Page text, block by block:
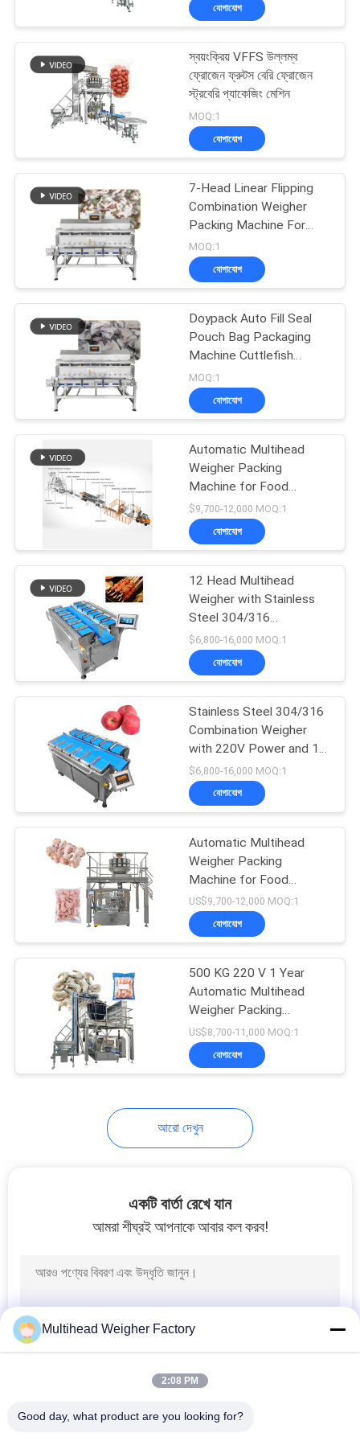
যোগাযোগ
খবর
মামলা
উদ্ধৃতির
জন্য
আবেদন
গোপনীয়তা
লিনিয়ার ওয়েইজার প্যাকিং
মেশিন
33
জলখাবার খাবার প্যাকেজিং
মেশিন
মাল্টি লেন প্যাকিং মেশিন
21
ফল এবং উদ্ভিজ্জ প্যাকেজিং
মেশিন
হিমায়িত খাদ্য প্যাকিং মেশিন
বাদাম প্যাকিং মেশিন
ওজন ও ভরাট মেশিন
গ্রানুল ফিলিং মেশিন
যোগাযোগ
স্বয়ংক্রিয় VFFS উল্লম্ব
ফ্রোজেন ফ্রুটস বেরি ফ্রোজেন
স্ট্রবেরি প্যাকেজিং মেশিন
MOQ:1
যোগাযোগ
7-Head Linear Flipping
Combination Weigher
Packing Machine For
Tilapia Fish Parrotfish
Shell
MOQ:1
যোগাযোগ
Doypack Auto Fill Seal
Pouch Bag Packaging
Machine Cuttlefish
Seafood Flip Multi Head
Scale Premade Bag
Packing Machine
MOQ:1
যোগাযোগ
Automatic Multihead
Weigher Packing
Machine for Food
Industry with 5-50
Bag/min Granule Filling
$9,700-12,000 MOQ:1
যোগাযোগ
12 Head Multihead
Weigher with Stainless
Steel 304/316
Construction and 10"
Color Touch Screen for
High-Accuracy Weighing
$6,800-16,000 MOQ:1
যোগাযোগ
Stainless Steel 304/316
Combination Weigher
with 220V Power and 1
KW Output for High-
Accuracy Fruit Packing
$6,800-16,000 MOQ:1
যোগাযোগ
Automatic Multihead
Weigher Packing
Machine for Food
Application with 5-50
Bag/min Speed and
Plastic Packaging
US$9,700-12,000 MOQ:1
যোগাযোগ
500 KG 220 V 1 Year
Automatic Multihead
Weigher Packing
Machine for Food and
Granule Products
US$8,700-11,000 MOQ:1
যোগাযোগ
আরো দেখুন
একটি বার্তা রেখে যান
আমরা শীঘ্রই আপনাকে আবার কল করব!
Multihead Weigher Factory
2:08 PM
Good day, what product are you looking for?